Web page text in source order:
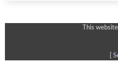
This